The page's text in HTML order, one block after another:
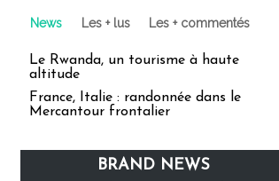
News Les + lus Les + commentés
Le Rwanda, un tourisme à haute
altitude
France, Italie : randonnée dans le
Mercantour frontalier
BRAND NEWS